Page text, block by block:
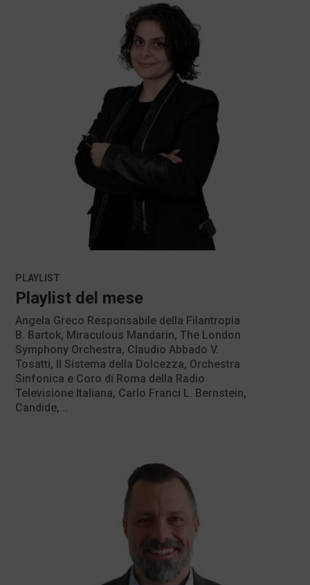
Playlist del mese
PLAYLIST
Angela Greco Responsabile della Filantropia
B. Bartok, Miraculous Mandarin, The London
Symphony Orchestra, Claudio Abbado V.
Tosatti, Il Sistema della Dolcezza, Orchestra
Sinfonica e Coro di Roma della Radio
Televisione Italiana, Carlo Franci L. Bernstein,
Candide,...